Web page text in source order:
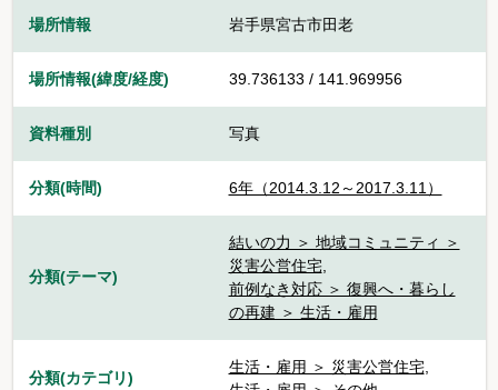
場所情報 岩手県宮古市田老
場所情報(緯度/経度) 39.736133 / 141.969956
資料種別 写真
分類(時間) 6年（2014.3.12～2017.3.11）
分類(テーマ)
結いの力 ＞ 地域コミュニティ ＞
災害公営住宅,
前例なき対応 ＞ 復興へ・暮らし
の再建 ＞ 生活・雇用
分類(カテゴリ)
生活・雇用 ＞ 災害公営住宅,